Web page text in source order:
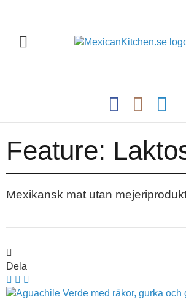
Feature:
Mexikansk mat utan
Dela